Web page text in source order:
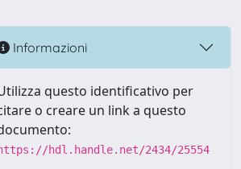
Informazioni
questo identificativo per
o creare un link a questo
hdl.handle.net/2434/25554